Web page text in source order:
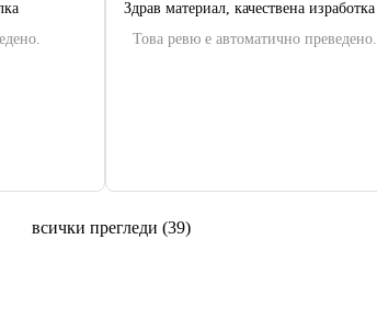
Здрав материал, качествена изработка
Това ревю е автоматично преведено.
всички прегледи (39)